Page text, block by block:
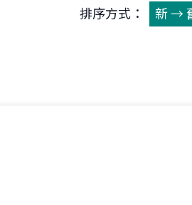
排序方式： 新 →